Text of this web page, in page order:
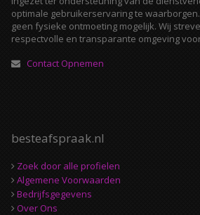
optimale gebruikerservaring te
geen fysieke ontmoeting mogelijk. Wij
respectvolle en transparante omgeving
Contact Opnemen
besteafspraak.nl
Zoek door alle profielen
Algemene Voorwaarden
Bedrijfsgegevens
Over Ons